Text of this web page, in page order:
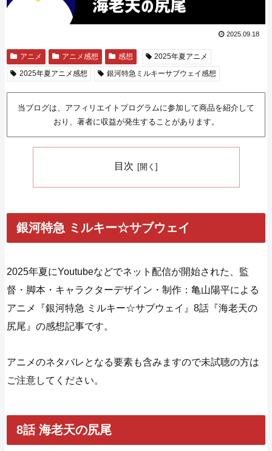
2025.09.18
アニメ アニメ感想 感想
2025年夏アニメ
2025年夏アニメ感想
銀河特急ミルキーサブウェイ感想
当ブログは、アフィリエイトプログラムに参加して商品を紹介して
おり、著者に収益が発生することがあります。
目次
銀河特急 ミルキー☆サブウェイ
2025年夏にYoutubeなどでネット配信が開始された、監
督・脚本・キャラクターデザイン・制作：亀山陽平による
アニメ『銀河特急 ミルキー☆サブウェイ』8話『海老天の
尻尾』の感想記事です。
アニメのネタバレとなる要素も含みますので未試聴の方は
ご注意してください。
8話 海老天の尻尾